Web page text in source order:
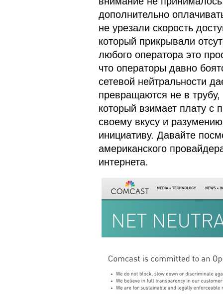
дополнительно
не урезали скорость
который прикрывали
любого оператора это
что операторы давно
сетевой нейтральности
превращаются не в
который взимает плату с
своему вкусу и
инициативу. Давайте
американского
интернета.